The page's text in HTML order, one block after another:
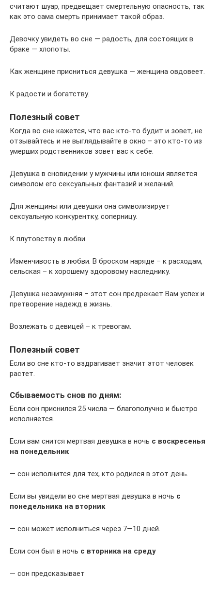
считают шуар, предвещает смертельную опасность, так
как это сама смерть принимает такой образ.
Девочку увидеть во сне — радость, для состоящих в
браке — хлопоты.
Как женщине присниться девушка — женщина овдовеет.
К радости и богатству.
Полезный совет
Когда во сне кажется, что вас кто-то будит и зовет, не
отзывайтесь и не выглядывайте в окно – это кто-то из
умерших родственников зовет вас к себе.
Девушка в сновидении у мужчины или юноши является
символом его сексуальных фантазий и желаний.
Для женщины или девушки она символизирует
сексуальную конкурентку, соперницу.
К плутовству в любви.
Изменчивость в любви. В броском наряде – к расходам,
сельская – к хорошему здоровому наследнику.
Девушка незамужняя – этот сон предрекает Вам успех и
претворение надежд в жизнь.
Возлежать с девицей – к тревогам.
Полезный совет
Если во сне кто-то вздрагивает значит этот человек
растет.
Cбываемость снов по дням:
Если сон приснился 25 числа — благополучно и быстро
исполняется.
Если вам снится мертвая девушка в ночь с воскресенья
на понедельник
— сон исполнится для тех, кто родился в этот день.
Если вы увидели во сне мертвая девушка в ночь с
понедельника на вторник
— сон может исполниться через 7—10 дней.
Если сон был в ночь с вторника на среду
— сон предсказывает